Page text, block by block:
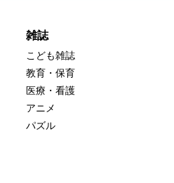
雑誌
こども雑誌
教育・保育
医療・看護
アニメ
パズル